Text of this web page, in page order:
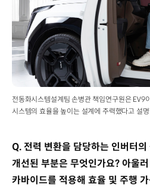
전동화시스템설계팀 손병관 책임연구원은 EV9
시스템의 효율을 높이는 설계에 주력했다고 설
Q. 전력 변환을 담당하는 인버터
개선된 부분은 무엇인가요? 아울
카바이드를 적용해 효율 및 주행